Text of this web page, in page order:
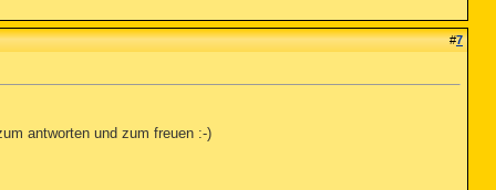
#7
antworten und zum freuen :-)